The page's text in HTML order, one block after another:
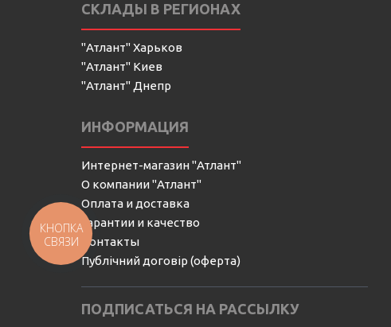
СКЛАДЫ В РЕГИОНАХ
"Атлант" Харьков
"Атлант" Киев
"Атлант" Днепр
ИНФОРМАЦИЯ
Интернет-магазин "Атлант"
О компании "Атлант"
Оплата и доставка
Гарантии и качество
Контакты
Публічний договір (оферта)
ПОДПИСАТЬСЯ НА РАССЫЛКУ
КНОПКА
СВЯЗИ